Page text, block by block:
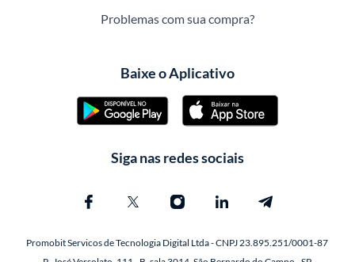
Problemas com sua compra?
Baixe o Aplicativo
Siga nas redes sociais
Promobit Servicos de Tecnologia Digital Ltda - CNPJ 23.895.251/0001-87